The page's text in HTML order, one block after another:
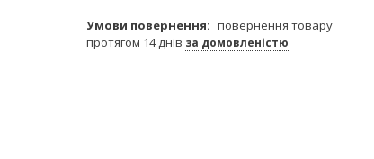
повернення товару
протягом 14 днів за домовленістю